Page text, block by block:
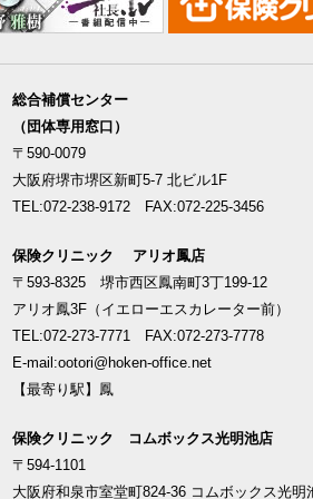
総合補償センター
（団体専用窓口）
〒590-0079
大阪府堺市堺区新町5-7 北ビル1F
TEL:072-238-9172 FAX:072-225-3456
保険クリニック アリオ鳳店
〒593-8325 堺市西区鳳南町3丁199-12
アリオ鳳3F（イエローエスカレーター前）
TEL:072-273-7771 FAX:072-273-7778
E-mail:ootori@hoken-office.net
【最寄り駅】鳳
保険クリニック コムボックス光明池店
〒594-1101
大阪府和泉市室堂町824-36 コムボックス光明